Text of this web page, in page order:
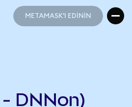
METAMASK'I EDİNİN
DNNon)